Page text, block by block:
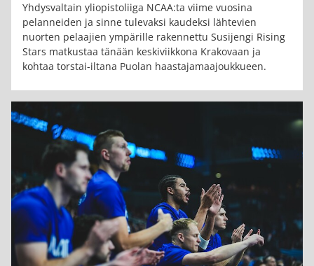
Yhdysvaltain yliopistoliiga NCAA:ta viime vuosina
pelanneiden ja sinne tulevaksi kaudeksi lähtevien
nuorten pelaajien ympärille rakennettu Susijengi Rising
Stars matkustaa tänään keskiviikkona Krakovaan ja
kohtaa torstai-iltana Puolan haastajamaajoukkueen.